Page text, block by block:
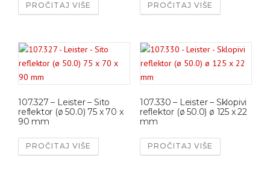
PROČITAJ VIŠE PROČITAJ VIŠE
107.327 – Leister – Sito
reflektor (ø 50.0) 75 x 70 x
90 mm
PROČITAJ VIŠE
107.330 – Leister – Sklopivi
reflektor (ø 50.0) ø 125 x 22
mm
PROČITAJ VIŠE